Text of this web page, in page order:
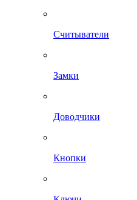
Считыватели
Замки
Доводчики
Кнопки